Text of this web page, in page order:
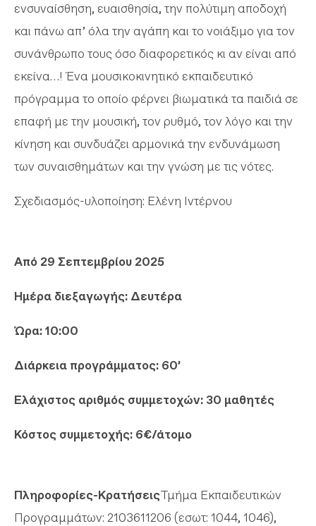
ενσυναίσθηση, ευαισθησία, την πολύτιμη αποδοχή
και πάνω απ’ όλα την αγάπη και το νοιάξιμο για τον
συνάνθρωπο τους όσο διαφορετικός κι αν είναι από
εκείνα…! Ένα μουσικοκινητικό εκπαιδευτικό
πρόγραμμα το οποίο φέρνει βιωματικά τα παιδιά σε
επαφή με την μουσική, τον ρυθμό, τον λόγο και την
κίνηση και συνδυάζει αρμονικά την ενδυνάμωση
των συναισθημάτων και την γνώση με τις νότες.
Σχεδιασμός-υλοποίηση: Ελένη Ιντέρνου
Από 29 Σεπτεμβρίου 2025
Ημέρα διεξαγωγής: Δευτέρα
Ώρα: 10:00
Διάρκεια προγράμματος: 60’
Ελάχιστος αριθμός συμμετοχών: 30 μαθητές
Κόστος συμμετοχής: 6€/άτομο
Πληροφορίες-ΚρατήσειςΤμήμα Εκπαιδευτικών
Προγραμμάτων: 2103611206 (εσωτ: 1044, 1046),